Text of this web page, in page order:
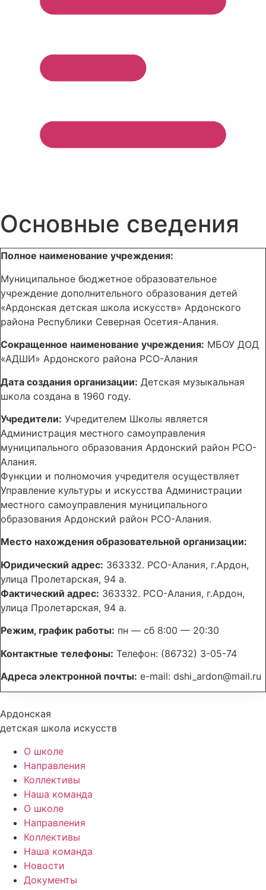
Основные сведения
Полное наименование учреждения:
Муниципальное бюджетное образовательное
учреждение дополнительного образования детей
«Ардонская детская школа искусств» Ардонского
района Республики Северная Осетия-Алания.
Сокращенное наименование учреждения: МБОУ ДОД
«АДШИ» Ардонского района РСО-Алания
Дата создания организации: Детская музыкальная
школа создана в 1960 году.
Учредители: Учредителем Школы является
Администрация местного самоуправления
муниципального образования Ардонский район РСО-
Алания.
Функции и полномочия учредителя осуществляет
Управление культуры и искусства Администрации
местного самоуправления муниципального
образования Ардонский район РСО-Алания.
Место нахождения образовательной организации:
Юридический адрес: 363332. РСО-Алания, г.Ардон,
улица Пролетарская, 94 а.
Фактический адрес: 363332. РСО-Алания, г.Ардон,
улица Пролетарская, 94 а.
Режим, график работы: пн — сб 8:00 — 20:30
Контактные телефоны: Телефон: (86732) 3-05-74
Адреса электронной почты: e-mail: dshi_ardon@mail.ru
Ардонская
детская школа искусств
О школе
Направления
Коллективы
Наша команда
О школе
Направления
Коллективы
Наша команда
Новости
Документы